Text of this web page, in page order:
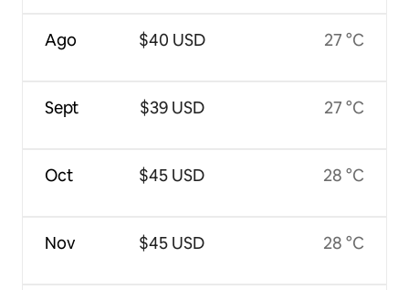
Ago
Sept
Oct
Nov
$40 USD
$39 USD
$45 USD
$45 USD
27 °C
27 °C
28 °C
28 °C